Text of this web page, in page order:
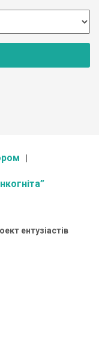
ентузіастів